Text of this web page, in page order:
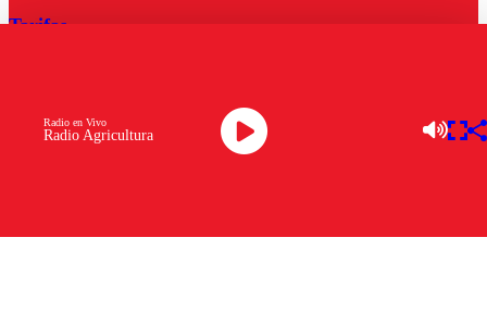
Radio Agricultura
Radio en Vivo
Tarifas
Descarga la APP